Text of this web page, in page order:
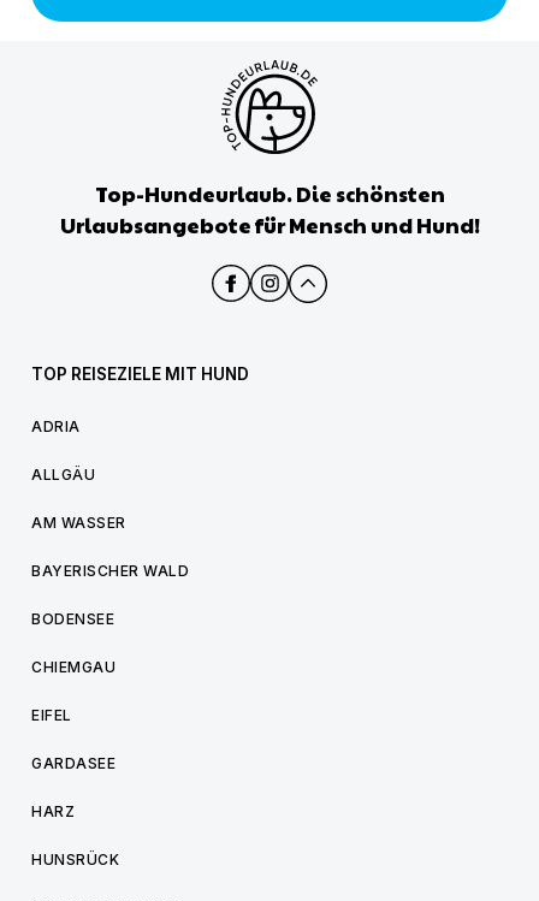
Top-Hundeurlaub. Die schönsten
Urlaubsangebote für Mensch und Hund!
TOP REISEZIELE MIT HUND
ADRIA
ALLGÄU
AM WASSER
BAYERISCHER WALD
BODENSEE
CHIEMGAU
EIFEL
GARDASEE
HARZ
HUNSRÜCK